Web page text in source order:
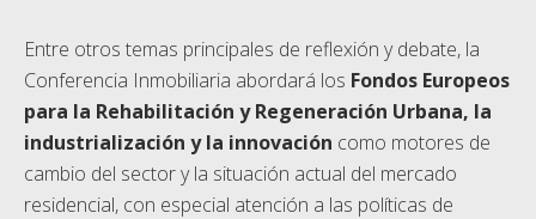
Entre otros temas principales de reflexión y debate, la
Conferencia Inmobiliaria abordará los Fondos Europeos
para la Rehabilitación y Regeneración Urbana, la
industrialización y la innovación como motores de
cambio del sector y la situación actual del mercado
residencial, con especial atención a las políticas de